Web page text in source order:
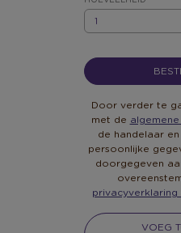
Door verder te
met de
de handelaar
persoonlijke
doorgegeven
privacyverklaring
VOEG